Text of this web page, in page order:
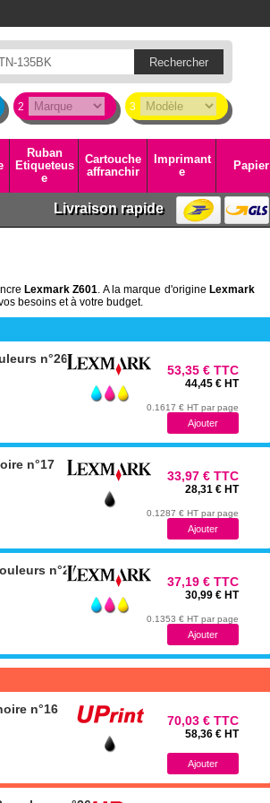
2 3
Ruban
Etiqueteus
e
Cartouche
affranchir
Imprimant
e
Papier
Livraison rapide
Lexmark Z601 . A la marque d'origine Lexmark
besoins et à votre budget.
n°26
53,35 € TTC
44,45 € HT
0.1617 € HT par page
n°17
33,97 € TTC
28,31 € HT
0.1287 € HT par page
n°27
37,19 € TTC
30,99 € HT
0.1353 € HT par page
n°16
70,03 € TTC
58,36 € HT